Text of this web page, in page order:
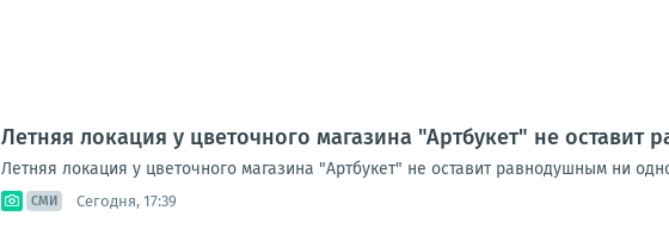
Летняя локация у цветочного магазина "Артбукет" не
Летняя локация у цветочного магазина "Артбукет" не оставит равнодушным ни
СМИ Сегодня, 17:39